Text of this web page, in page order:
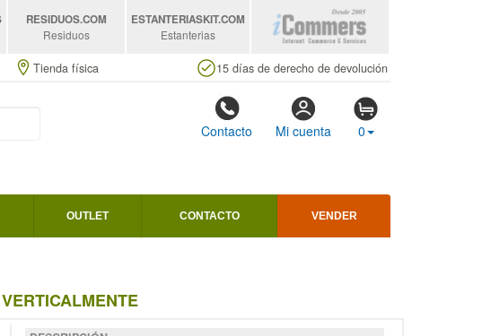
RESIDUOS.COM
Residuos
ESTANTERIASKIT.COM
Estanterias
Tienda física 15 días de derecho de devolución
Contacto Mi cuenta 0
OUTLET CONTACTO VENDER